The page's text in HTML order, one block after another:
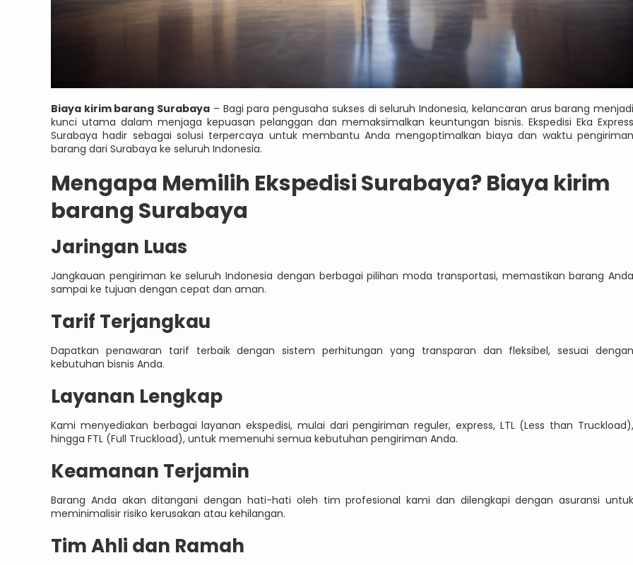
Biaya kirim barang Surabaya – Bagi para pengusaha sukses di seluruh Indonesia, kelancaran arus barang menjadi
kunci utama dalam menjaga kepuasan pelanggan dan memaksimalkan keuntungan bisnis. Ekspedisi Eka Express
Surabaya hadir sebagai solusi terpercaya untuk membantu Anda mengoptimalkan biaya dan waktu pengiriman
barang dari Surabaya ke seluruh Indonesia.
Mengapa Memilih Ekspedisi Surabaya? Biaya kirim
barang Surabaya
Jaringan Luas
Jangkauan pengiriman ke seluruh Indonesia dengan berbagai pilihan moda transportasi, memastikan barang Anda
sampai ke tujuan dengan cepat dan aman.
Tarif Terjangkau
Dapatkan penawaran tarif terbaik dengan sistem perhitungan yang transparan dan fleksibel, sesuai dengan
kebutuhan bisnis Anda.
Layanan Lengkap
Kami menyediakan berbagai layanan ekspedisi, mulai dari pengiriman reguler, express, LTL (Less than Truckload),
hingga FTL (Full Truckload), untuk memenuhi semua kebutuhan pengiriman Anda.
Keamanan Terjamin
Barang Anda akan ditangani dengan hati-hati oleh tim profesional kami dan dilengkapi dengan asuransi untuk
meminimalisir risiko kerusakan atau kehilangan.
Tim Ahli dan Ramah